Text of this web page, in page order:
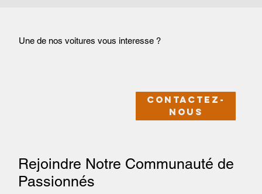
Une de nos voitures vous interesse ?
Contactez-
nous
Rejoindre Notre Communauté de
Passionnés